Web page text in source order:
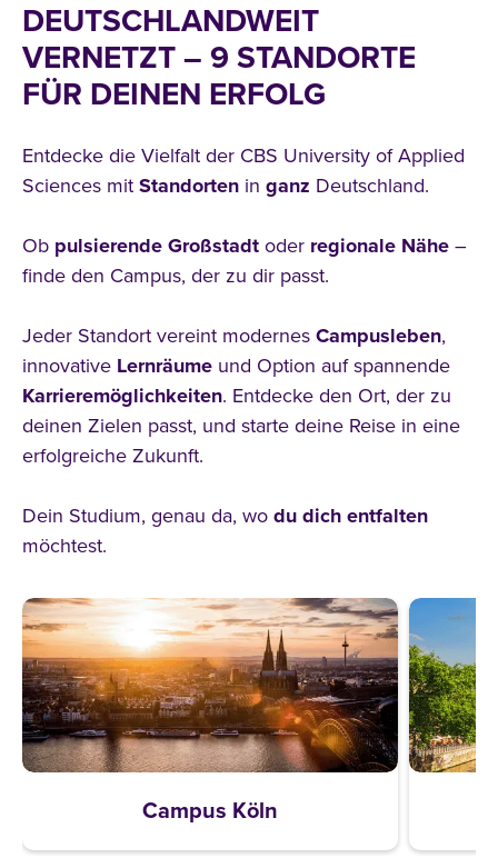
DEUTSCHLANDWEIT
VERNETZT – 9 STANDORTE
FÜR DEINEN ERFOLG
Entdecke die Vielfalt der CBS University of Applied
Sciences mit Standorten in ganz Deutschland.
Ob pulsierende Großstadt oder regionale Nähe –
finde den Campus, der zu dir passt.
Jeder Standort vereint modernes Campusleben,
innovative Lernräume und Option auf spannende
Karrieremöglichkeiten. Entdecke den Ort, der zu
deinen Zielen passt, und starte deine Reise in eine
erfolgreiche Zukunft.
Dein Studium, genau da, wo du dich entfalten
möchtest.
Campus Köln